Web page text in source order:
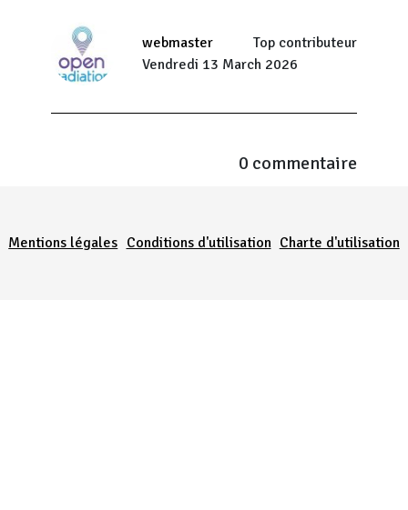
webmaster
Top contributeur
Vendredi 13 March 2026
0 commentaire
Mentions légales Conditions d'utilisation Charte d'utilisation